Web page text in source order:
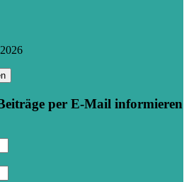
per E-Mail informieren